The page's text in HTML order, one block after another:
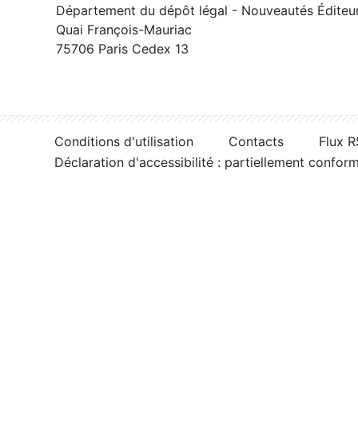
Département du dépôt légal - Nouveautés
Quai François-Mauriac
75706 Paris Cedex 13
Conditions d'utilisation Contacts
Flux
Déclaration d'accessibilité : partiellement